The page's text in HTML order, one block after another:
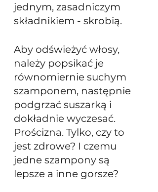
jednym, zasadniczym
składnikiem - skrobią.
Aby odświeżyć włosy,
należy popsikać je
równomiernie suchym
szamponem, następnie
podgrzać suszarką i
dokładnie wyczesać.
Prościzna. Tylko, czy to
jest zdrowe? I czemu
jedne szampony są
lepsze a inne gorsze?